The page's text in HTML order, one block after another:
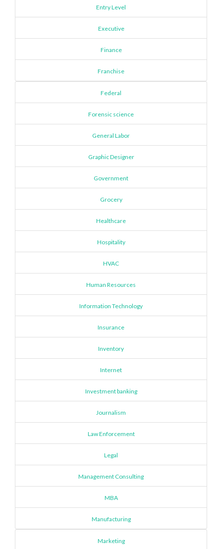
Entry Level
Executive
Finance
Franchise
Federal
Forensic science
General Labor
Graphic Designer
Government
Grocery
Healthcare
Hospitality
HVAC
Human Resources
Information Technology
Insurance
Inventory
Internet
Investment banking
Journalism
Law Enforcement
Legal
Management Consulting
MBA
Manufacturing
Marketing